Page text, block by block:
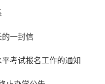
的一封信
考试报名工作的通知